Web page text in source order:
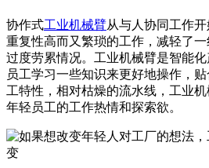
协作式工业机械臂从与人协同工作
重复性高而又繁琐的工作，减轻了
过度劳累情况。工业机械臂是智能
员工学习一些知识来更好地操作，
工特性，相对枯燥的流水线，工业
年轻员工的工作热情和探索欲。